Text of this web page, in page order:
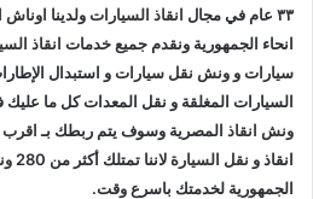
٣٣ عام في مجال
انقاذ السياراتولدينا اوناش
انحاء الجمهورية ونقدم جميع خدمات انقاذ
سياراتو ونش نقل سياراتو استبدال
السيارات المغلقة و نقل المعدات كل ما عليك
ونش انقاذ المصرية وسوف يتم ربطك بـ اقرب
انقاذ و نقل السيارة لاننا تمتلك أكثر من 280
الجمهورية لخدمتك باسرع وقت.